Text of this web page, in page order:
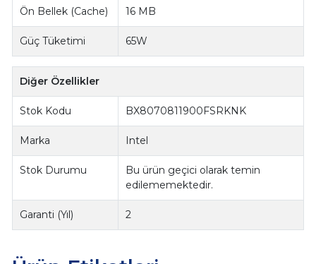
Ön Bellek (Cache) 16 MB
Güç Tüketimi 65W
Diğer Özellikler
Stok Kodu BX8070811900FSRKNK
Marka Intel
Stok Durumu
Bu ürün geçici olarak temin
edilememektedir.
Garanti (Yıl) 2